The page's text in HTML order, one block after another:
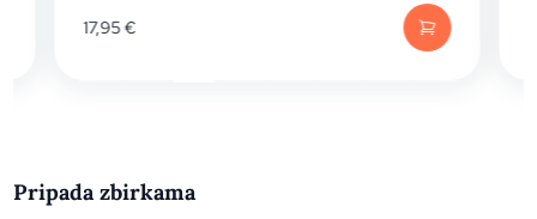
17,95€
Pripada zbirkama